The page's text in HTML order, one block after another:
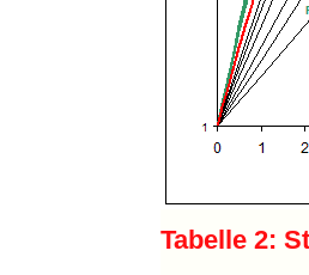
Tabelle 2: